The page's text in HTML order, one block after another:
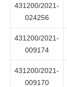
431200/2021-
024256
431200/2021-
009174
431200/2021-
009170